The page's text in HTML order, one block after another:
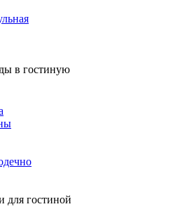
в гостиную
для гостиной